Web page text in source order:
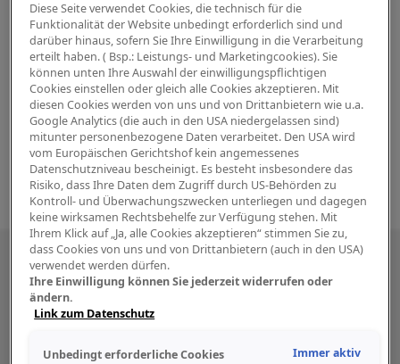
Besuchen Sie uns auch in den sozialen
Medien
Diese Seite verwendet Cookies, die technisch für die
Funktionalität der Website unbedingt erforderlich sind und
darüber hinaus, sofern Sie Ihre Einwilligung in die Verarbeitung
erteilt haben. ( Bsp.: Leistungs- und Marketingcookies). Sie
können unten Ihre Auswahl der einwilligungspflichtigen
Cookies einstellen oder gleich alle Cookies akzeptieren. Mit
diesen Cookies werden von uns und von Drittanbietern wie u.a.
Google Analytics (die auch in den USA niedergelassen sind)
mitunter personenbezogene Daten verarbeitet. Den USA wird
vom Europäischen Gerichtshof kein angemessenes
Datenschutzniveau bescheinigt. Es besteht insbesondere das
Risiko, dass Ihre Daten dem Zugriff durch US-Behörden zu
Kontroll- und Überwachungszwecken unterliegen und dagegen
keine wirksamen Rechtsbehelfe zur Verfügung stehen. Mit
Ihrem Klick auf „Ja, alle Cookies akzeptieren“ stimmen Sie zu,
dass Cookies von uns und von Drittanbietern (auch in den USA)
verwendet werden dürfen.
Ihre Einwilligung können Sie jederzeit widerrufen oder
ändern.
Link zum Datenschutz
Unbedingt erforderliche Cookies Immer aktiv